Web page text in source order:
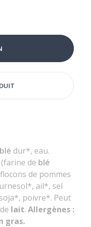
blé dur*, eau.
de blé
flocons de pommes
ail*, sel
poivre*. Peut
lait. Allergènes :
gras.